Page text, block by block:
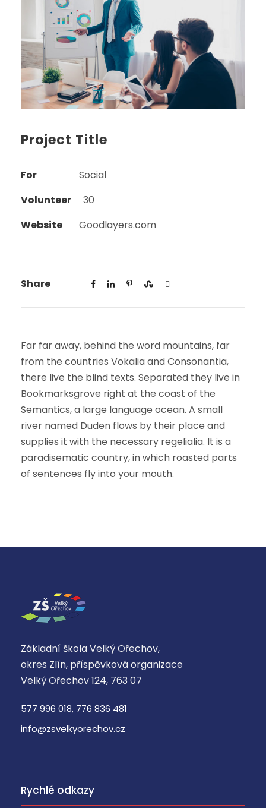
Project Title
For
Social
Volunteer
30
Website
Goodlayers.com
Share
Far far away, behind the word mountains, far
from the countries Vokalia and Consonantia,
there live the blind texts. Separated they live in
Bookmarksgrove right at the coast of the
Semantics, a large language ocean. A small
river named Duden flows by their place and
supplies it with the necessary regelialia. It is a
paradisematic country, in which roasted parts
of sentences fly into your mouth.
Základní škola Velký Ořechov,
okres Zlín, příspěvková organizace
Velký Ořechov 124, 763 07
577 996 018, 776 836 481
info@zsvelkyorechov.cz
Rychlé odkazy